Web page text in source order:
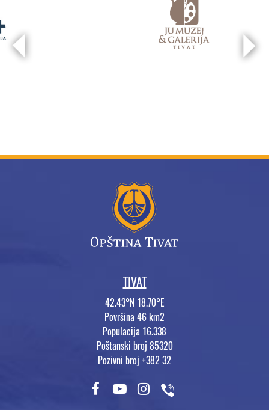
TIVAT
42.43°N 18.70°E
Površina 46 km2
Populacija 16.338
Poštanski broj 85320
Pozivni broj +382 32